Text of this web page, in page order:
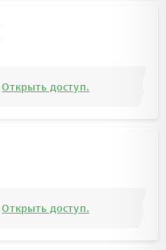
Открыть доступ.
Открыть доступ.